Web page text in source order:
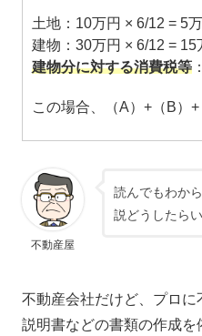
土地：10万円 × 6/12 = 5万
建物：30万円 × 6/12 = 15
建物分に対する消費税等
この場合、（A）+（B）
不動産屋
読んでもわか
説どうしたら
不動産会社だけど、プロ
説明書などの書類の作成を